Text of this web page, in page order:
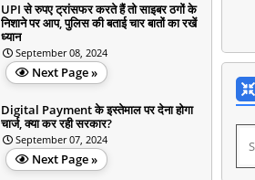
UPI से रुपए ट्रांसफर करते हैं तो साइबर ठगों के
निशाने पर आप, पुलिस की बताई चार बातों का रखें
ध्‍यान
September 08, 2024
Next Page »
Digital Payment के इस्तेमाल पर देना होगा
चार्ज, क्या कर रही सरकार?
September 07, 2024
Next Page »